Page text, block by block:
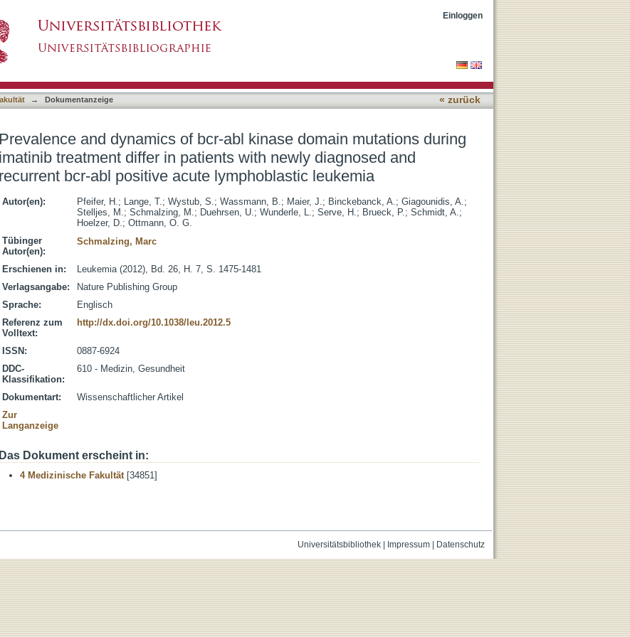
bcr-abl kinase domain mutations during imatinib treatment differ in
and recurrent bcr-abl positive acute lymphoblastic leukemia
Einloggen
→ Dokumentanzeige « zurück
Prevalence and dynamics of bcr-abl kinase domain mutations during
imatinib treatment differ in patients with newly diagnosed and
recurrent bcr-abl positive acute lymphoblastic leukemia
Autor(en): Pfeifer, H.; Lange, T.; Wystub, S.; Wassmann, B.; Maier, J.; Binckebanck, A.; Giagounidis, A.;
Stelljes, M.; Schmalzing, M.; Duehrsen, U.; Wunderle, L.; Serve, H.; Brueck, P.; Schmidt, A.;
Hoelzer, D.; Ottmann, O. G.
Tübinger
Autor(en):
Schmalzing, Marc
Erschienen in:
Leukemia (2012), Bd. 26, H. 7, S. 1475-1481
Verlagsangabe:
Nature Publishing Group
Sprache:
Englisch
Referenz zum
Volltext:
http://dx.doi.org/10.1038/leu.2012.5
ISSN:
0887-6924
DDC-
Klassifikation:
610 - Medizin, Gesundheit
Dokumentart:
Wissenschaftlicher Artikel
Zur
Langanzeige
Das Dokument erscheint in:
4 Medizinische Fakultät[34851]
Universitätsbibliothek| Impressum| Datenschutz